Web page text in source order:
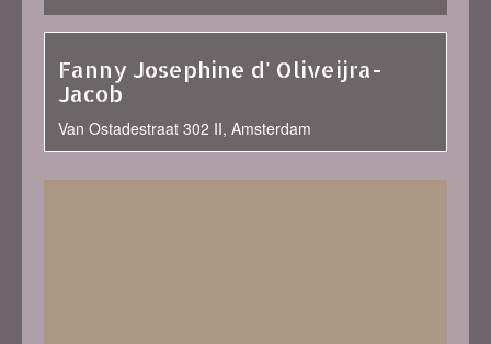
Fanny Josephine d' Oliveijra-
Jacob
Van Ostadestraat 302 II, Amsterdam